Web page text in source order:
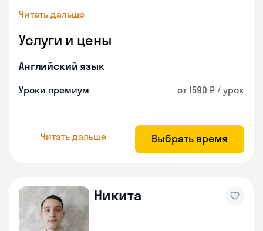
Читать дальше
Услуги и цены
Английский язык
Уроки премиум от 1590 ₽ / урок
Читать дальше Выбрать время
Никита